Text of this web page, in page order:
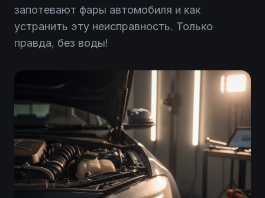
запотевают фары автомобиля и как
устранить эту неисправность. Только
правда, без воды!